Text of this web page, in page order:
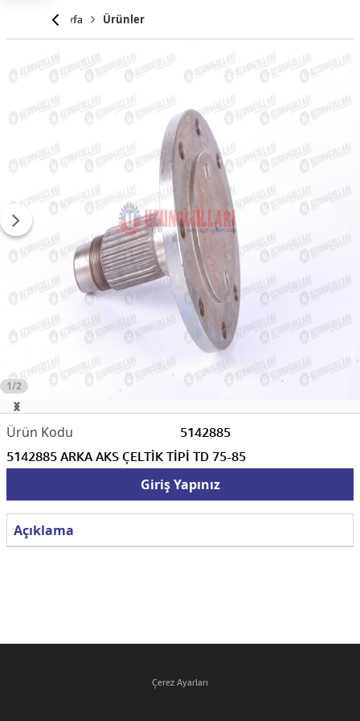
Anasayfa Ürünler
1/2
5142885
5142885 ARKA AKS ÇELTİK TİPİ TD 75-85
Giriş Yapınız
Açıklama
Çerez Ayarları